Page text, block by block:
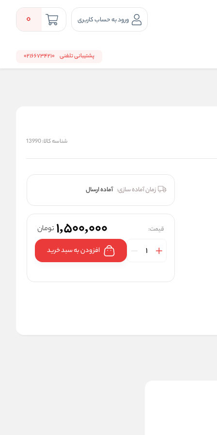
ورود به حساب کاربری 0
پشتیبانی تلفنی 02166734210
شناسه کالا:13990
زمان آماده سازی: آماده ارسال
قیمت: 1,500,000 تومان
افزودن به سبد خرید